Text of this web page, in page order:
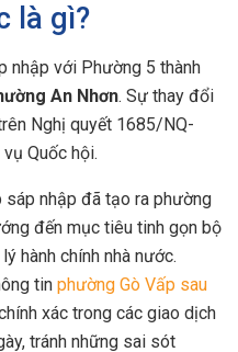
là gì?
nhập với Phường 5 thành
An Nhơn. Sự thay đổi
Nghị quyết 1685/NQ-
Quốc hội.
sáp nhập đã tạo ra phường
đến mục tiêu tinh gọn bộ
hành chính nhà nước.
tin phường Gò Vấp sau
xác trong các giao dịch
tránh những sai sót